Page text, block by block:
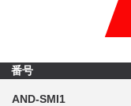
番号
AND-SMI1